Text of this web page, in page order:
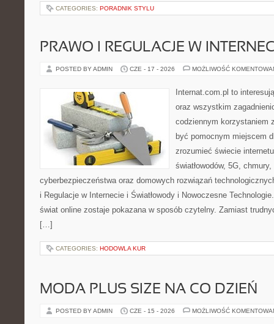
CATEGORIES: PORADNIK STYLU
PRAWO I REGULACJE W
POSTED BY ADMIN CZE - 17 - 2026 MOŻLIWOŚĆ
Internat.com.pl to
oraz wszystkim
codziennym korzystaniem
być pomocnym miejscem
zrozumieć świecie
światłowodów, 5G,
cyberbezpieczeństwa oraz domowych rozwiązań
i Regulacje w Internecie i Światłowody i Nowoczesne
świat online zostaje pokazana w sposób czytelny. Zamiast
[…]
CATEGORIES: HODOWLA KUR
MODA PLUS SIZE NA CO DZIEŃ
POSTED BY ADMIN CZE - 15 - 2026 MOŻLIWOŚĆ